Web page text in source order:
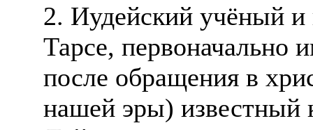
2. Иудейский учёный и
Тарсе, первоначально
после обращения в
нашей эры) известный